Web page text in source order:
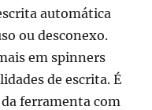
automática
ou desconexo.
em spinners
de escrita. É
ferramenta com